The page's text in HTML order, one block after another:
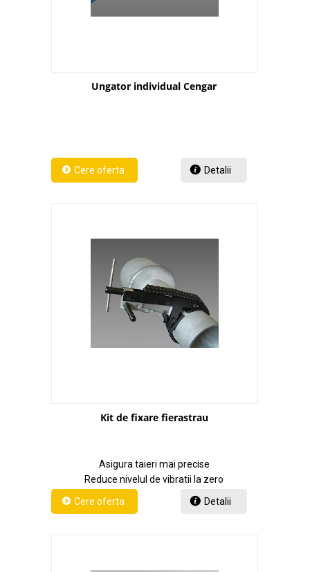
Ungator individual Cengar
Detalii
Kit de fixare fierastrau
Asigura taieri mai precise
Reduce nivelul de vibratii la zero
Detalii